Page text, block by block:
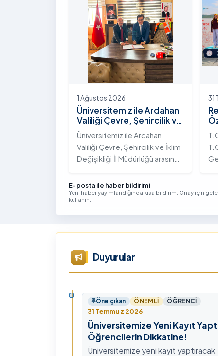
Yolunda Bilim Diplomasisi:
Akademi Lansmanı” programına
katıldı.
1 Ağustos 2026
Üniversitemiz ile Ardahan
Valiliği Çevre, Şehircilik ve
İklim Değişikliği İl
Müdürlüğü Arasında İş
Birliği Protokolü İmzalandı
Üniversitemiz ile Ardahan
Valiliği Çevre, Şehircilik ve İklim
Değişikliği İl Müdürlüğü arasında
güçlendirmek amacıyla
stratejik bir protokole imza
31
E-posta ile haber bildirimi
Yeni haber yayımlandığında kısa bildirim. Onay için
kullanın.
Duyurular
Öne çıkan ÖNEMLI ÖĞRENCI
31 Temmuz 2026
Üniversitemize Yeni Kayıt
Öğrencilerin Dikkatine!
Üniversitemize yeni kayıt yaptıracak